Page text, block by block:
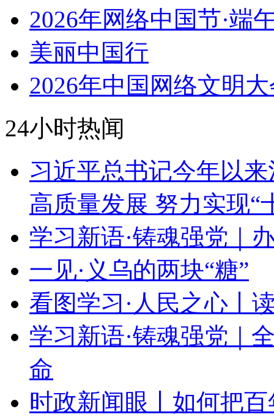
2026年网络中国节·端
美丽中国行
2026年中国网络文明
24小时热闻
习近平总书记今年以
高质量发展 努力实现“
学习新语·铸魂强党｜
一见·义乌的两块“糖”
看图学习·人民之心丨
学习新语·铸魂强党｜
命
时政新闻眼丨如何把